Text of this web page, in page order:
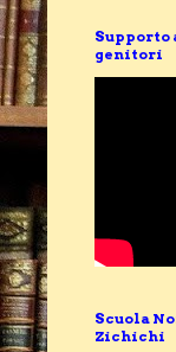
genitori
Scuola
Zichichi